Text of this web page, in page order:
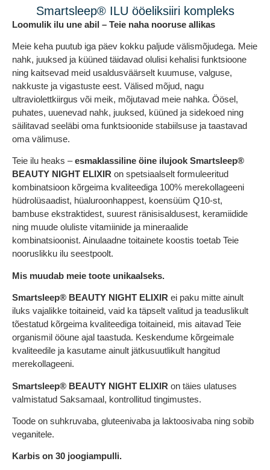
Smartsleep® ILU ööeliksiiri kompleks
Loomulik ilu une abil – Teie naha nooruse allikas
Meie keha puutub iga päev kokku paljude välismõjudega. Meie
nahk, juuksed ja küüned täidavad olulisi kehalisi funktsioone
ning kaitsevad meid usaldusväärselt kuumuse, valguse,
nakkuste ja vigastuste eest. Välised mõjud, nagu
ultraviolettkiirgus või meik, mõjutavad meie nahka. Öösel,
puhates, uuenevad nahk, juuksed, küüned ja sidekoed ning
säilitavad seeläbi oma funktsioonide stabiilsuse ja taastavad
oma välimuse.
Teie ilu heaks –esmaklassiline öine ilujook Smartsleep®
BEAUTY NIGHT ELIXIR on spetsiaalselt formuleeritud
kombinatsioon kõrgeima kvaliteediga 100% merekollageeni
hüdrolüsaadist, hüaluroonhappest, koensüüm Q10-st,
bambuse ekstraktidest, suurest ränisisaldusest, keramiidide
ning muude oluliste vitamiinide ja mineraalide
kombinatsioonist. Ainulaadne toitainete koostis toetab Teie
nooruslikku ilu seestpoolt.
Mis muudab meie toote unikaalseks.
Smartsleep® BEAUTY NIGHT ELIXIR ei paku mitte ainult
iluks vajalikke toitaineid, vaid ka täpselt valitud ja teaduslikult
tõestatud kõrgeima kvaliteediga toitaineid, mis aitavad Teie
organismil ööune ajal taastuda. Keskendume kõrgeimale
kvaliteedile ja kasutame ainult jätkusuutlikult hangitud
merekollageeni.
Smartsleep® BEAUTY NIGHT ELIXIR on täies ulatuses
valmistatud Saksamaal, kontrollitud tingimustes.
Toode on suhkruvaba, gluteenivaba ja laktoosivaba ning sobib
veganitele.
Karbis on 30 joogiampulli.